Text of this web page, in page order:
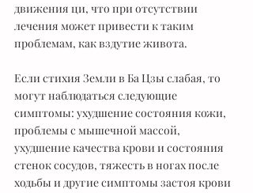
движения ци, что при отсутствии
лечения может привести к таким
проблемам, как вздутие живота.
Если стихия Земли в Ба Цзы слабая, то
могут наблюдаться следующие
симптомы: ухудшение состояния кожи,
проблемы с мышечной массой,
ухудшение качества крови и состояния
стенок сосудов, тяжесть в ногах после
ходьбы и другие симптомы застоя крови